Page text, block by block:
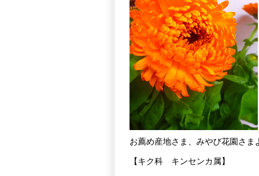
お薦め産地さま、みやび花園さ
【キク科 キンセンカ属】